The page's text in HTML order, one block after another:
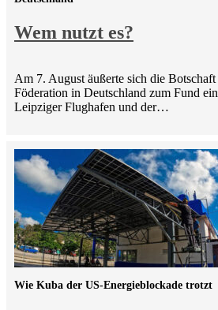
Wem nutzt es?
Am 7. August äußerte sich die Botschaft
Föderation in Deutschland zum Fund
Leipziger Flughafen und der…
Wie Kuba der US-Energieblockade trotzt